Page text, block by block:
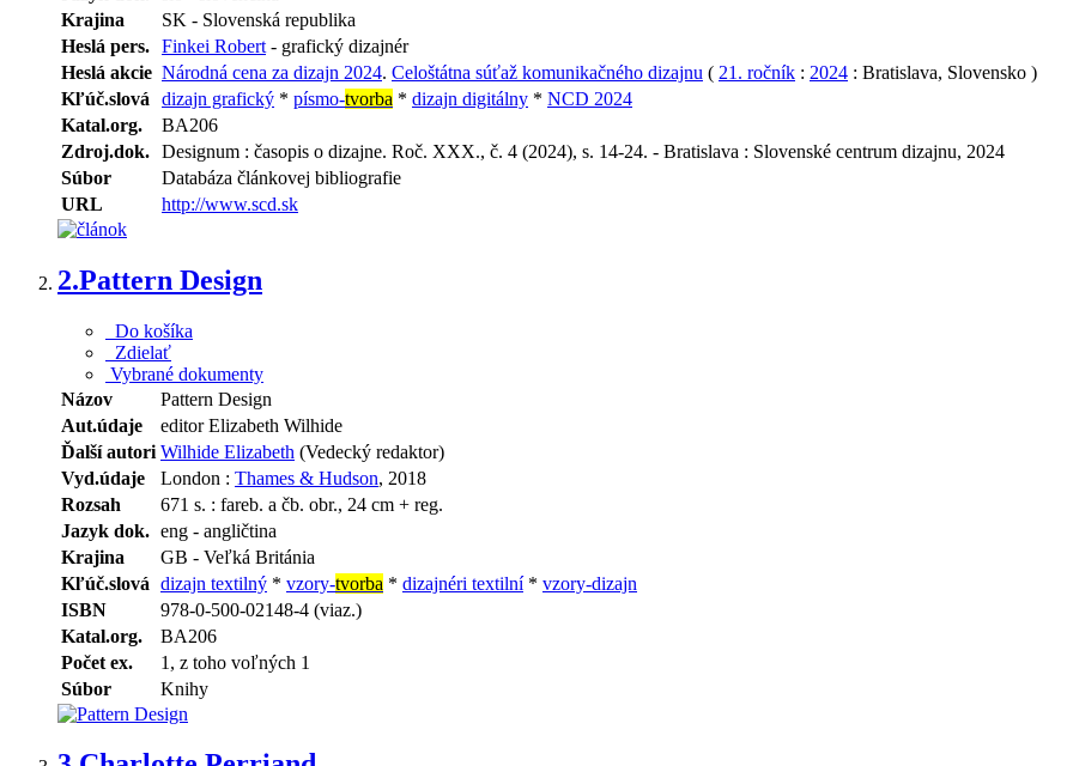
Krajina
SK - Slovenská republika
Heslá pers. Finkei Robert - grafický dizajnér
Heslá akcie Národná cena za dizajn 2024. Celoštátna súťaž komunikačného dizajnu ( 21. ročník : 2024 : Bratislava, Slovensko )
Kľúč.slová
dizajn grafický * písmo-tvorba * dizajn digitálny * NCD 2024
Katal.org.
BA206
Zdroj.dok. Designum : časopis o dizajne. Roč. XXX., č. 4 (2024), s. 14-24. - Bratislava : Slovenské centrum dizajnu, 2024
Súbor
Databáza článkovej bibliografie
URL
http://www.scd.sk
2.Pattern Design
Do košíka
Zdielať
Vybrané dokumenty
Názov
Pattern Design
Aut.údaje
editor Elizabeth Wilhide
Ďalší autori Wilhide Elizabeth (Vedecký redaktor)
Vyd.údaje
London : Thames & Hudson, 2018
Rozsah
671 s. : fareb. a čb. obr., 24 cm + reg.
Jazyk dok. eng - angličtina
Krajina
GB - Veľká Británia
Kľúč.slová dizajn textilný * vzory-tvorba * dizajnéri textilní* vzory-dizajn
ISBN
978-0-500-02148-4 (viaz.)
Katal.org.
BA206
Počet ex.
1, z toho voľných 1
Súbor
Knihy